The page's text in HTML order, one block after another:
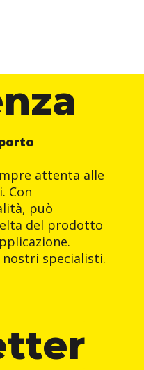
attenta alle
Con
può
del prodotto
specialisti.